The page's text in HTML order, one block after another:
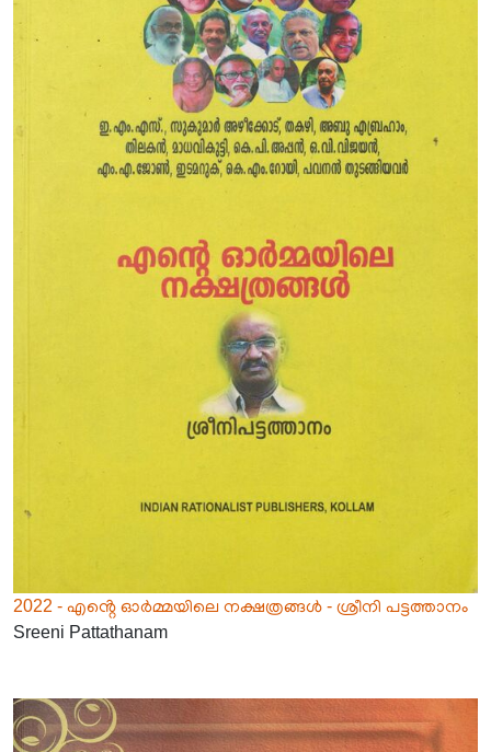
2022 - എൻ്റെ ഓർമ്മയിലെ നക്ഷത്രങ്ങൾ - ശ്രീനി പട്ടത്താനം
Sreeni Pattathanam